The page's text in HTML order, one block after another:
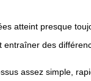
atteint presque
des
assez simple,